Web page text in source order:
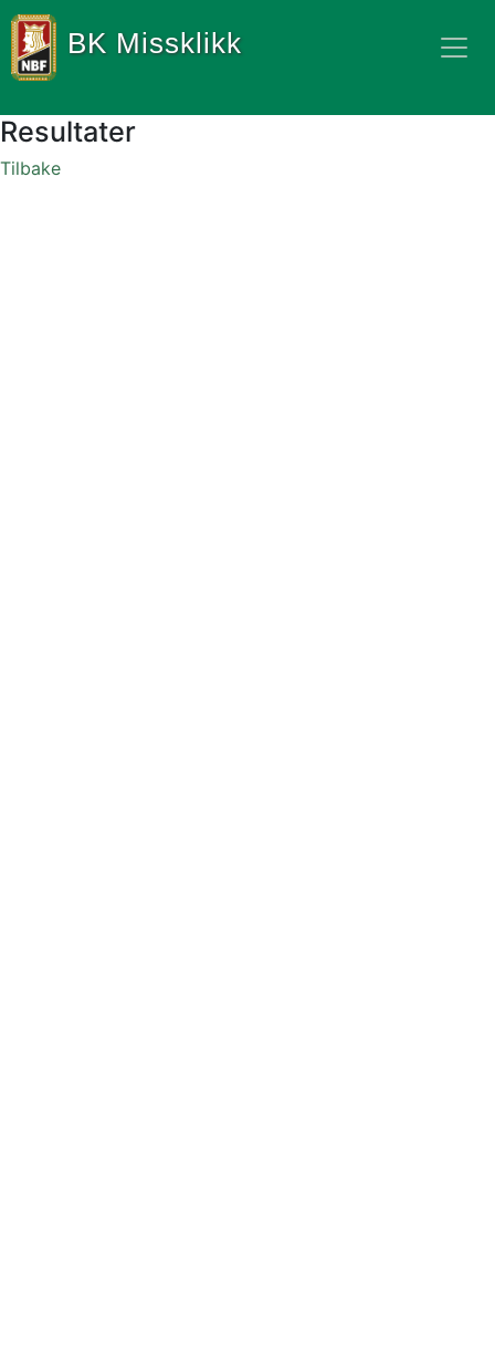
BK Missklikk
Resultater
Tilbake